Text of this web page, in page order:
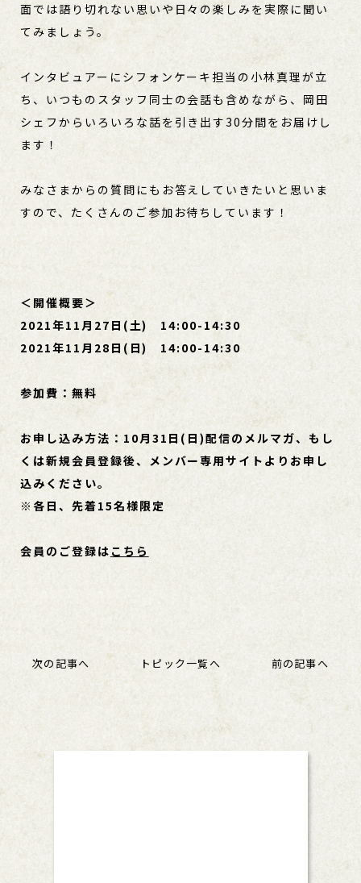
面では語り切れない思いや日々の楽しみを実際に聞い
てみましょう。
インタビュアーにシフォンケーキ担当の小林真理が立
ち、いつものスタッフ同士の会話も含めながら、岡田
シェフからいろいろな話を引き出す30分間をお届けし
ます！
みなさまからの質問にもお答えしていきたいと思いま
すので、たくさんのご参加お待ちしています！
＜開催概要＞
2021年11月27日(土) 14:00-14:30
2021年11月28日(日) 14:00-14:30
参加費：無料
お申し込み方法：10月31日(日)配信のメルマガ、もし
くは新規会員登録後、 メンバー専用サイトよりお申し
込みください。
※各日、先着15名様限定
会員のご登録は こちら
次の記事へ トピック一覧へ 前の記事へ